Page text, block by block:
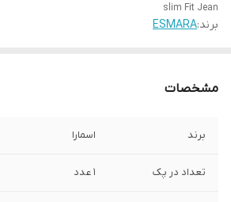
slim Fit Jean
برند:ESMARA
مشخصات
برند اسمارا
تعداد در پک 1 عدد